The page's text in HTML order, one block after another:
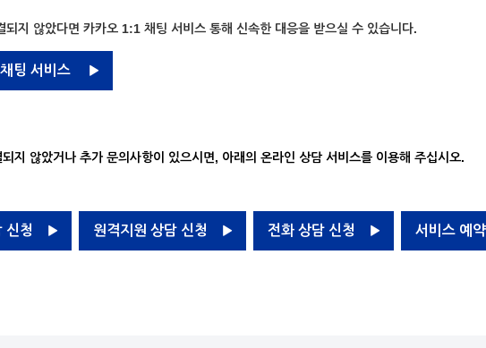
되지 않았다면 카카오 1:1 채팅 서비스 통해 신속한 대응을 받으실 수 있습니다.
팅 서비스
지 않았거나 추가 문의사항이 있으시면, 아래의 온라인 상담 서비스를 이용해 주십시오.
신청 원격지원 상담 신청 전화 상담 신청 서비스 예약